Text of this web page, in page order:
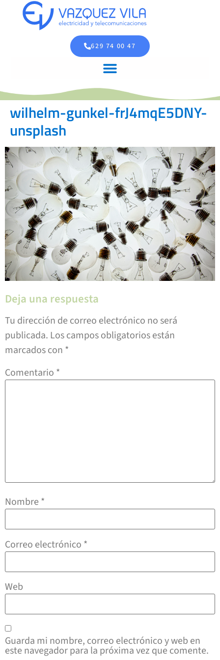
629 74 00 47
wilhelm-gunkel-frJ4mqE5DNY-
unsplash
Deja una respuesta
Tu dirección de correo electrónico no será
publicada. Los campos obligatorios están
marcados con *
Comentario *
Nombre *
Correo electrónico *
Web
Guarda mi nombre, correo electrónico y web en
este navegador para la próxima vez que comente.